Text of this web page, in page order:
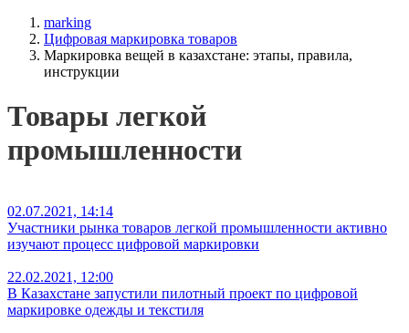
marking
Цифровая маркировка товаров
Маркировка вещей в казахстане: этапы, правила,
инструкции
Товары легкой
промышленности
02.07.2021, 14:14
Участники рынка товаров легкой промышленности активно
изучают процесс цифровой маркировки
22.02.2021, 12:00
В Казахстане запустили пилотный проект по цифровой
маркировке одежды и текстиля